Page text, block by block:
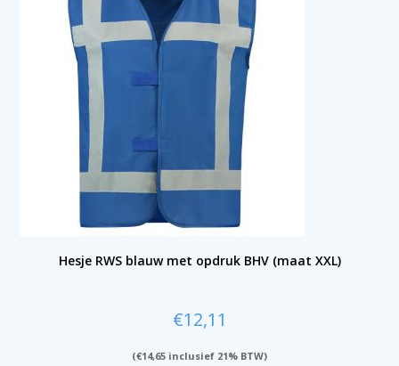
Hesje RWS blauw met opdruk BHV (maat XXL)
€12,11
(€14,65 inclusief 21% BTW)